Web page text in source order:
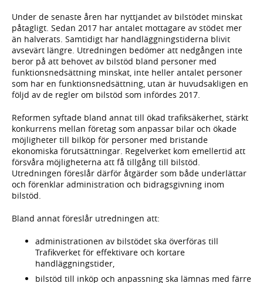
Under de senaste åren har nyttjandet av bilstödet minskat
påtagligt. Sedan 2017 har antalet mottagare av stödet mer
än halverats. Samtidigt har handläggningstiderna blivit
avsevärt längre. Utredningen bedömer att nedgången inte
beror på att behovet av bilstöd bland personer med
funktionsnedsättning minskat, inte heller antalet personer
som har en funktionsnedsättning, utan är huvudsakligen en
följd av de regler om bilstöd som infördes 2017.
Reformen syftade bland annat till ökad trafiksäkerhet, stärkt
konkurrens mellan företag som anpassar bilar och ökade
möjligheter till bilköp för personer med bristande
ekonomiska förutsättningar. Regelverket kom emellertid att
försvåra möjligheterna att få tillgång till bilstöd.
Utredningen föreslår därför åtgärder som både underlättar
och förenklar administration och bidragsgivning inom
bilstöd.
Bland annat föreslår utredningen att:
administrationen av bilstödet ska överföras till
Trafikverket för effektivare och kortare
handläggningstider,
bilstöd till inköp och anpassning ska lämnas med färre